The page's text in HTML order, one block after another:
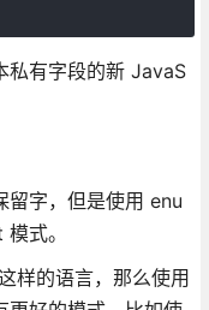
有字段的新 JavaS
字，但是使用 enu
式。
样的语言，那么使用